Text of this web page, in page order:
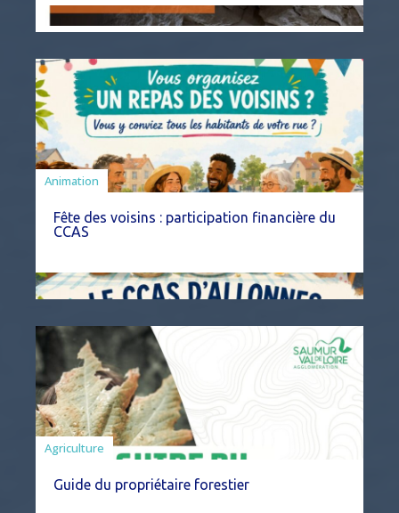
Animation
Fête des voisins : participation financière du
CCAS
Agriculture
Guide du propriétaire forestier